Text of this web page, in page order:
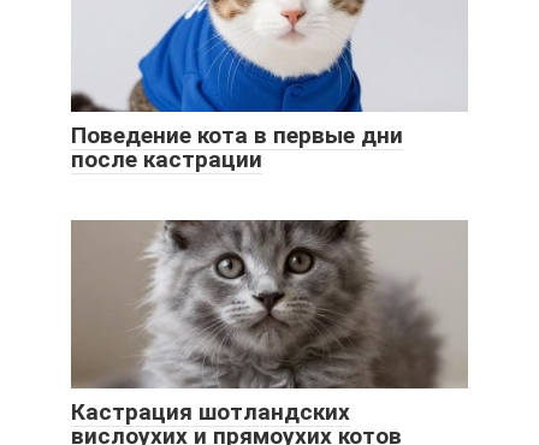
Поведение кота в первые дни
после кастрации
Кастрация шотландских
вислоухих и прямоухих котов